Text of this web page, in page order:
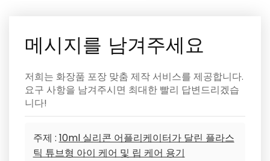
메시지를 남겨주세요
저희는 화장품 포장 맞춤 제작 서비스를 제공합니다.
요구 사항을 남겨주시면 최대한 빨리 답변드리겠습
니다!
주제 : 10ml 실리콘 어플리케이터가 달린 플라스
틱 튜브형 아이 케어 및 립 케어 용기